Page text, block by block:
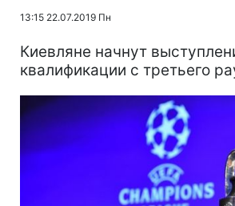
13:15 22.07.2019 Пн
Киевляне начнут
квалификации с третьего